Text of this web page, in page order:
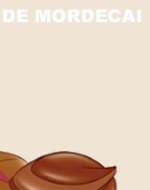
MORDECAI